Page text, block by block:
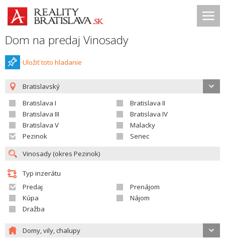
Dom na predaj Vinosady
Uložiť toto hladanie
Bratislavský
Bratislava I
Bratislava II
Bratislava III
Bratislava IV
Bratislava V
Malacky
Pezinok
Senec
Typ inzerátu
Predaj
Prenájom
Kúpa
Nájom
Dražba
Domy, vily, chalupy